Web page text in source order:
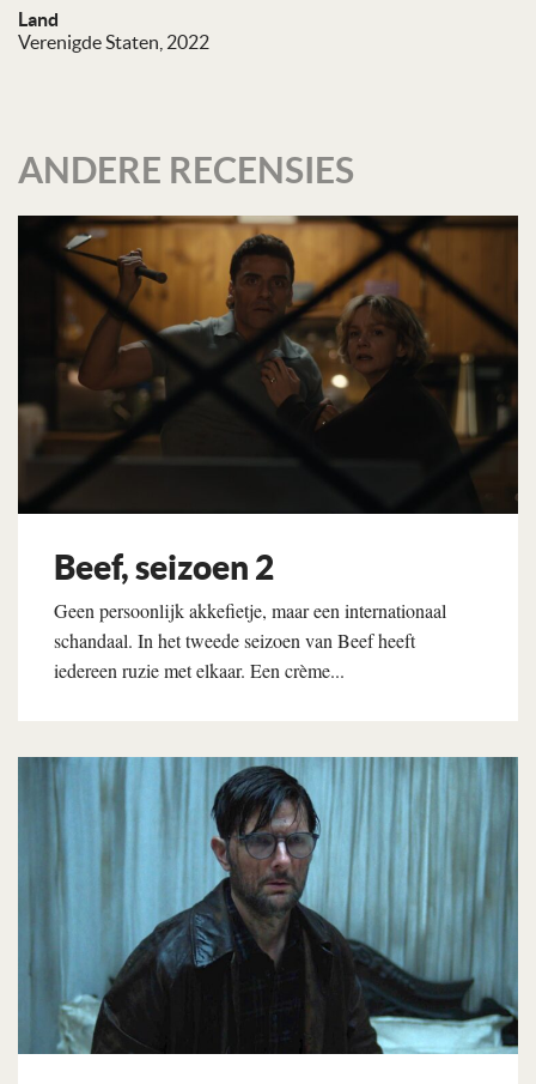
Land
Verenigde Staten, 2022
ANDERE RECENSIES
Beef, seizoen 2
Geen persoonlijk akkefietje, maar een internationaal
schandaal. In het tweede seizoen van Beef heeft
iedereen ruzie met elkaar. Een crème...
Lees verder